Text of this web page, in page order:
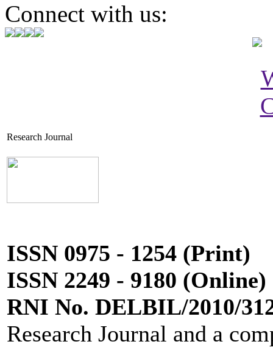
Connect with us:
Research Journal
ISSN 0975 - 1254 (Print)
ISSN 2249 - 9180 (Online)
RNI No. DELBIL/2010/
Research Journal and a